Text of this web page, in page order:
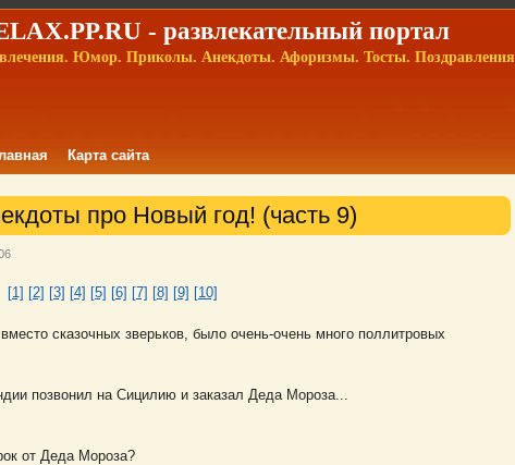
- развлекательный портал
Юмор. Приколы. Анекдоты. Афоризмы. Тосты. Поздравления
Карта сайта
про Новый год! (часть 9)
[1] [2] [3] [4] [5] [6] [7] [8] [9] [10]
сказочных зверьков, было очень-очень много поллитровых
позвонил на Сицилию и заказал Деда Мороза...
от Деда Мороза?